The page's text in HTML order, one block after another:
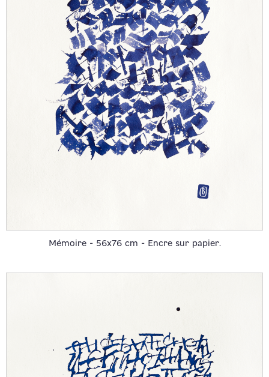
Mémoire - 56x76 cm - Encre sur papier.